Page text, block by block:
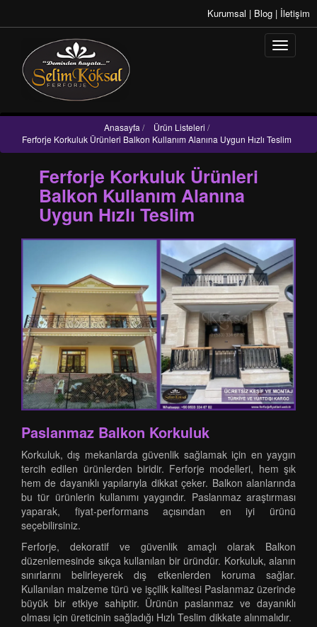
Kurumsal | Blog | İletişim
Anasayfa / Ürün Listeleri /
Ferforje Korkuluk Ürünleri Balkon Kullanım Alanına Uygun Hızlı Teslim
Ferforje Korkuluk Ürünleri
Balkon Kullanım Alanına
Uygun Hızlı Teslim
Paslanmaz Balkon Korkuluk
Korkuluk, dış mekanlarda güvenlik sağlamak için en yaygın
tercih edilen ürünlerden biridir. Ferforje modelleri, hem şık
hem de dayanıklı yapılarıyla dikkat çeker. Balkon alanlarında
bu tür ürünlerin kullanımı yaygındır. Paslanmaz araştırması
yaparak, fiyat-performans açısından en iyi ürünü
seçebilirsiniz.
Ferforje, dekoratif ve güvenlik amaçlı olarak Balkon
düzenlemesinde sıkça kullanılan bir üründür. Korkuluk, alanın
sınırlarını belirleyerek dış etkenlerden koruma sağlar.
Kullanılan malzeme türü ve işçilik kalitesi Paslanmaz üzerinde
büyük bir etkiye sahiptir. Ürünün paslanmaz ve dayanıklı
olması için üreticinin sağladığı Hızlı Teslim dikkate alınmalıdır.